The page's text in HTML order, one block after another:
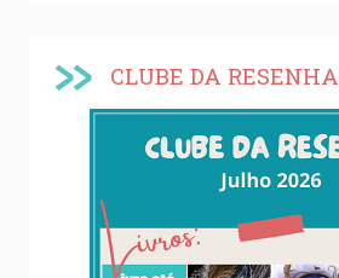
CLUBE DA RESENHA